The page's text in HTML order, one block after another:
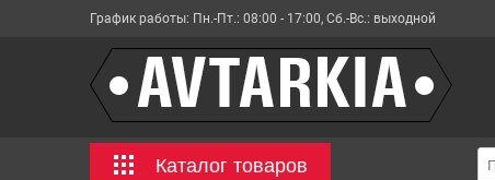
График работы: Пн.-Пт.: 08:00 - 17:00, Сб.-Вс.: выходной
Каталог товаров